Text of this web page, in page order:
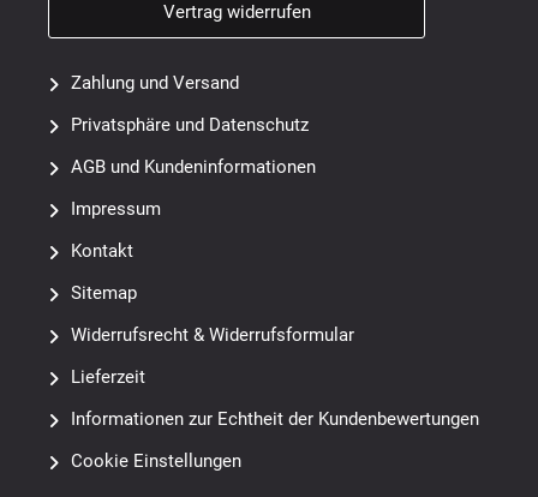
Vertrag widerrufen
Zahlung und Versand
Privatsphäre und Datenschutz
AGB und Kundeninformationen
Impressum
Kontakt
Sitemap
Widerrufsrecht & Widerrufsformular
Lieferzeit
Informationen zur Echtheit der Kundenbewertungen
Cookie Einstellungen